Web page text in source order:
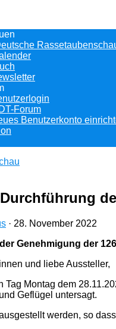
Forum
Benutzerkonto
· 28. November 2022
Genehmigung der
und liebe Aussteller,
Tag Montag dem
Geflügel untersagt.
werden, so